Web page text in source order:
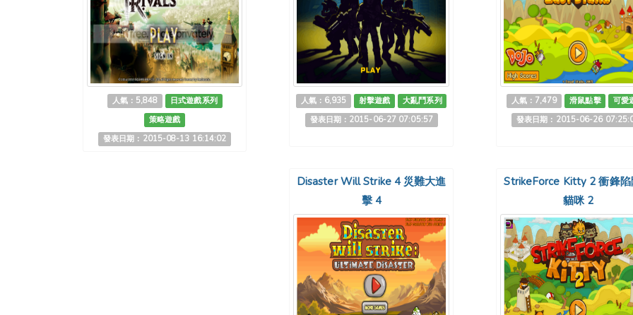
人氣：5,848
日式遊戲系列
策略遊戲
發表日期：2015-08-13 16:14:02
人氣：6,935 射擊遊戲
大亂鬥系列
發表日期：2015-06-27 07:05:57
人氣：7,479 滑鼠點擊
可愛
發表日期：2015-06-26
Disaster Will Strike 4 災難大進
擊 4
StrikeForce Kitty 2 衝鋒陷
貓咪 2